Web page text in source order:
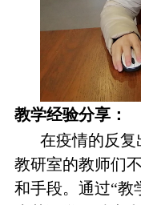
教学经验分享：
在疫情的反
教研室的教师们
和手段。通过“教